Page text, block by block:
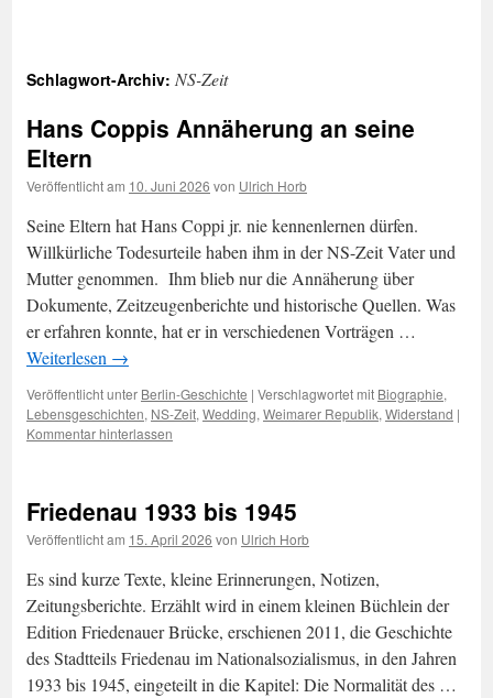
Schlagwort-Archiv: NS-Zeit
Hans Coppis Annäherung an seine
Eltern
Veröffentlicht am 10. Juni 2026 von Ulrich Horb
Seine Eltern hat Hans Coppi jr. nie kennenlernen dürfen.
Willkürliche Todesurteile haben ihm in der NS-Zeit Vater und
Mutter genommen. Ihm blieb nur die Annäherung über
Dokumente, Zeitzeugenberichte und historische Quellen. Was
er erfahren konnte, hat er in verschiedenen Vorträgen …
Weiterlesen →
Veröffentlicht unter Berlin-Geschichte | Verschlagwortet mit Biographie,
Lebensgeschichten, NS-Zeit, Wedding, Weimarer Republik, Widerstand |
Kommentar hinterlassen
Friedenau 1933 bis 1945
Veröffentlicht am 15. April 2026 von Ulrich Horb
Es sind kurze Texte, kleine Erinnerungen, Notizen,
Zeitungsberichte. Erzählt wird in einem kleinen Büchlein der
Edition Friedenauer Brücke, erschienen 2011, die Geschichte
des Stadtteils Friedenau im Nationalsozialismus, in den Jahren
1933 bis 1945, eingeteilt in die Kapitel: Die Normalität des …